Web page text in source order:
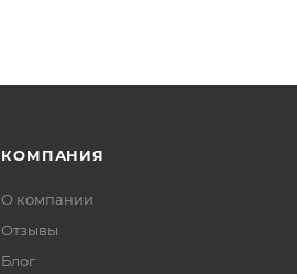
КОМПАНИЯ
О компании
Отзывы
Блог